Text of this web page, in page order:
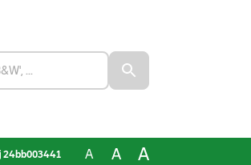
24bb003441 A A A